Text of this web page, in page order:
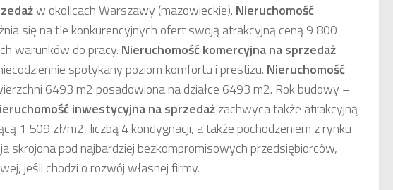
w okolicach Warszawy (mazowieckie). Nieruchomość
się na tle konkurencyjnych ofert swoją atrakcyjną ceną 9 800
warunków do pracy. Nieruchomość komercyjnana sprzedaż
spotykany poziom komfortu i prestiżu. Nieruchomość
6493 m2 posadowiona na działce 6493 m2. Rok budowy –
inwestycyjnana sprzedażzachwyca także atrakcyjną
1 509 zł/m2, liczbą 4 kondygnacji, a także pochodzeniem z rynku
skrojona pod najbardziej bezkompromisowych przedsiębiorców,
jeśli chodzi o rozwój własnej firmy.